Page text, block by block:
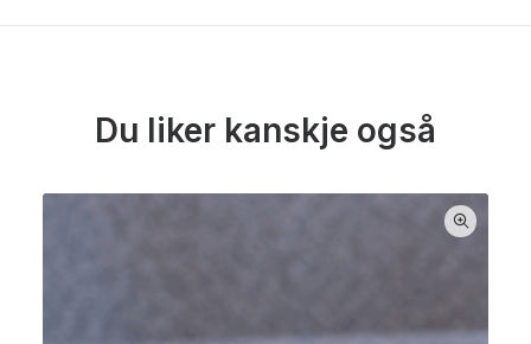
Du liker kanskje også